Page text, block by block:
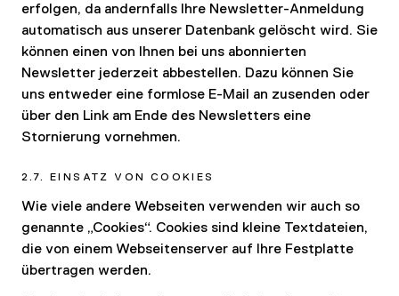
erfolgen, da andernfalls Ihre Newsletter-Anmeldung
automatisch aus unserer Datenbank gelöscht wird. Sie
können einen von Ihnen bei uns abonnierten
Newsletter jederzeit abbestellen. Dazu können Sie
uns entweder eine formlose E-Mail an zusenden oder
über den Link am Ende des Newsletters eine
Stornierung vornehmen.
2.7. EINSATZ VON COOKIES
Wie viele andere Webseiten verwenden wir auch so
genannte „Cookies“. Cookies sind kleine Textdateien,
die von einem Webseitenserver auf Ihre Festplatte
übertragen werden.